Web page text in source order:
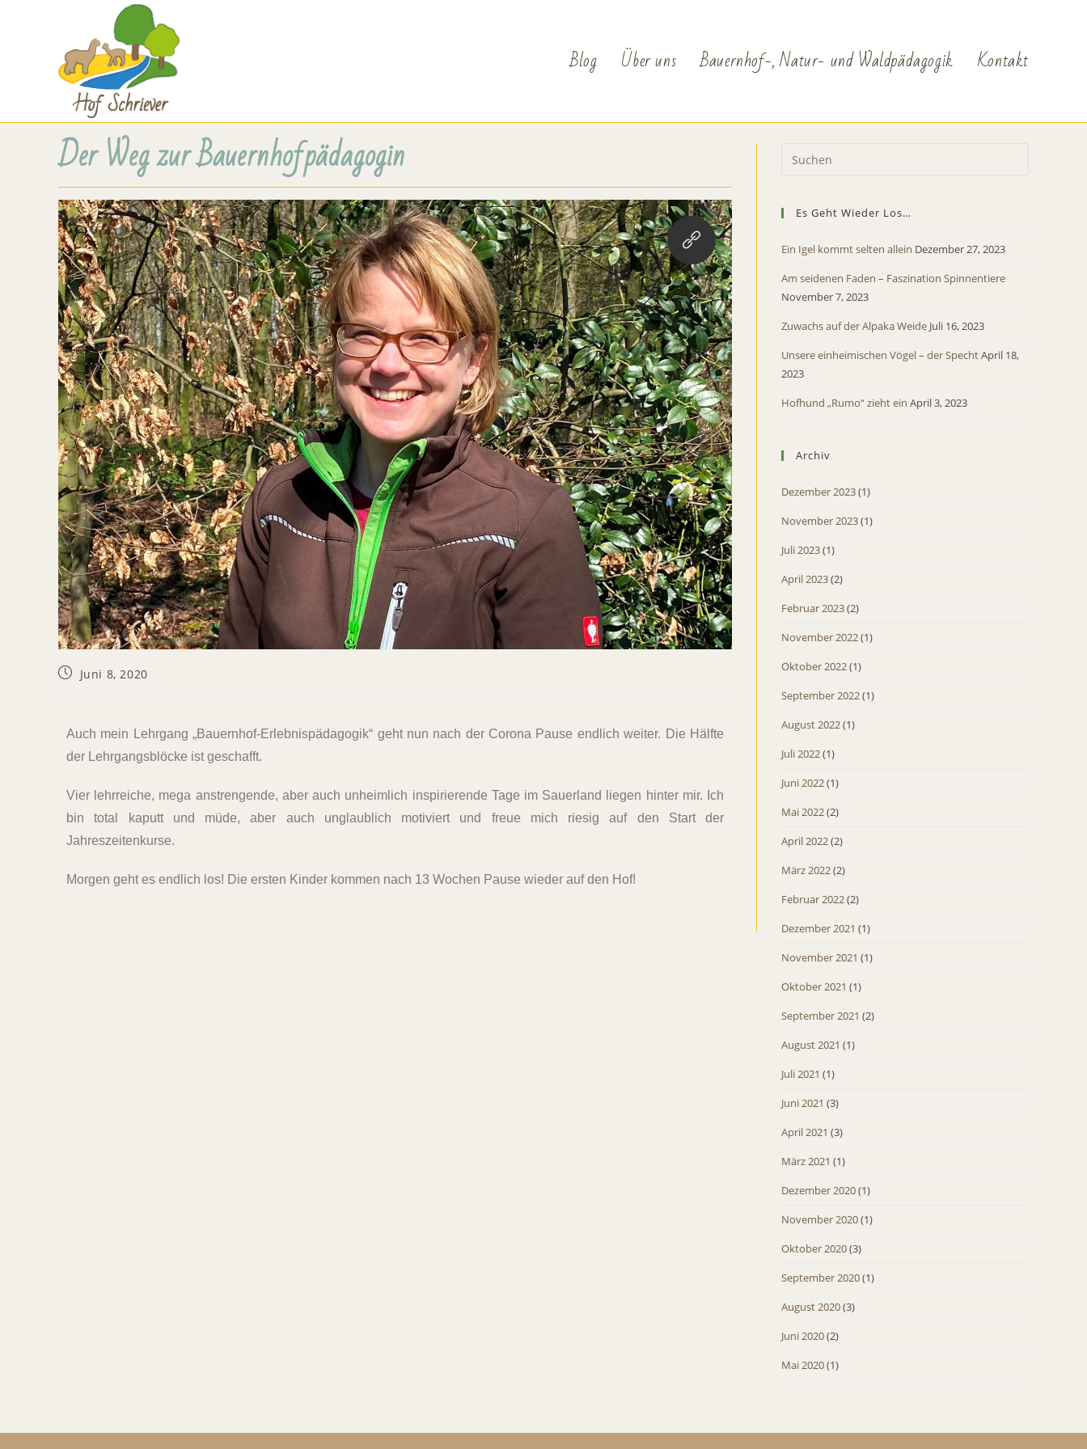
Blog Über uns Bauernhof-, Natur- und Waldpädagogik Kontakt
Der Weg zur Bauernhofpädagogin
Juni 8, 2020
Auch mein Lehrgang „Bauernhof-Erlebnispädagogik“ geht nun nach der Corona Pause endlich weiter. Die Hälfte
der Lehrgangsblöcke ist geschafft.
Vier lehrreiche, mega anstrengende, aber auch unheimlich inspirierende Tage im Sauerland liegen hinter mir. Ich
bin total kaputt und müde, aber auch unglaublich motiviert und freue mich riesig auf den Start der
Jahreszeitenkurse.
Morgen geht es endlich los! Die ersten Kinder kommen nach 13 Wochen Pause wieder auf den Hof!
Es Geht Wieder Los…
Ein Igel kommt selten allein Dezember 27, 2023
Am seidenen Faden – Faszination Spinnentiere
November 7, 2023
Zuwachs auf der Alpaka Weide Juli 16, 2023
Unsere einheimischen Vögel – der SpechtApril 18,
2023
Hofhund „Rumo“ zieht ein April 3, 2023
Archiv
Dezember 2023(1)
November 2023(1)
Juli 2023(1)
April 2023(2)
Februar 2023(2)
November 2022(1)
Oktober 2022(1)
September 2022(1)
August 2022(1)
Juli 2022(1)
Juni 2022(1)
Mai 2022(2)
April 2022(2)
März 2022(2)
Februar 2022(2)
Dezember 2021 (1)
November 2021 (1)
Oktober 2021 (1)
September 2021 (2)
August 2021 (1)
Juli 2021 (1)
Juni 2021 (3)
April 2021 (3)
März 2021 (1)
Dezember 2020(1)
November 2020(1)
Oktober 2020(3)
September 2020(1)
August 2020(3)
Juni 2020(2)
Mai 2020(1)